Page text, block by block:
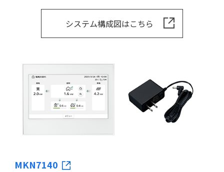
システム構成図はこちら
MKN7140